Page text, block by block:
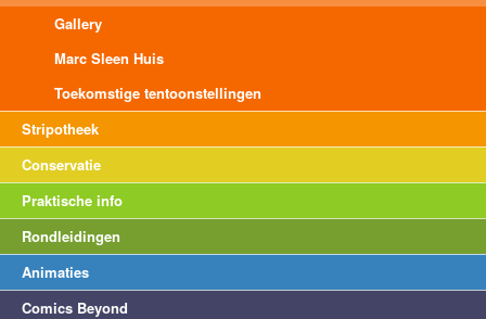
Gallery
Marc Sleen Huis
Toekomstige tentoonstellingen
Stripotheek
Conservatie
Praktische info
Rondleidingen
Animaties
Comics Beyond